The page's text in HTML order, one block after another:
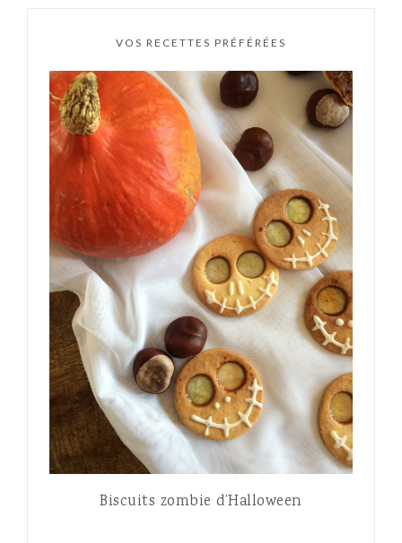
VOS RECETTES PRÉFÉRÉES
Biscuits zombie d’Halloween